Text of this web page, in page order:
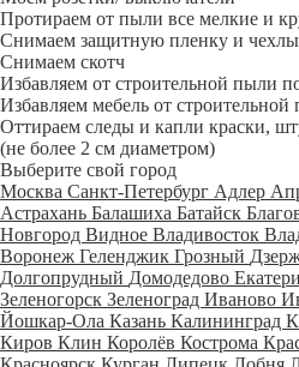
Протираем от пыли все мелкие и
Снимаем защитную пленку и чехлы
Снимаем скотч
Избавляем от строительной пыли
Избавляем мебель от строительной
Оттираем следы и капли краски,
(не более 2 см диаметром)
Выберите свой город
Москва Санкт-Петербург Адлер
Астрахань Балашиха Батайск
Новгород Видное Владивосток
Воронеж Геленджик Грозный
Долгопрудный Домодедово
Зеленогорск Зеленоград Иваново
Йошкар-Ола Казань Калининград
Киров Клин Королёв Кострома